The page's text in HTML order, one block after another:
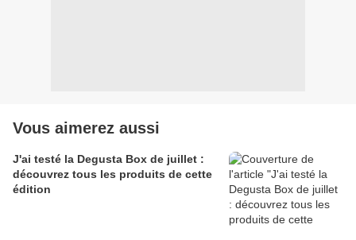
Vous aimerez aussi
J'ai testé la Degusta Box de juillet :
découvrez tous les produits de cette
édition